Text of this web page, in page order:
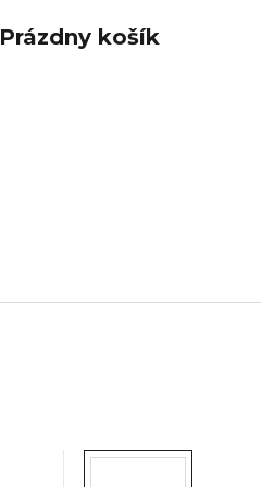
NÁKUPNÝ
KOŠÍK
Prázdny košík